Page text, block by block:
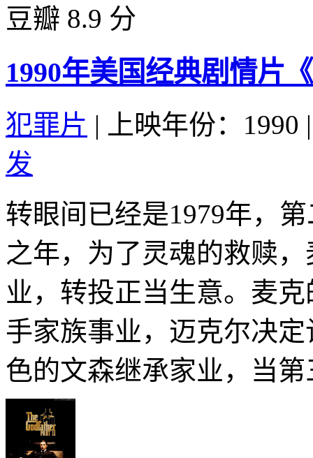
豆瓣 8.9 分
1990年美国经典剧情片
犯罪片 | 上映年份：1990 |
发
转眼间已经是1979年，
之年，为了灵魂的救赎
业，转投正当生意。麦
手家族事业，迈克尔决
色的文森继承家业，当